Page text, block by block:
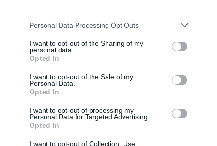
Personal Data Processing Opt Outs
I want to opt-out of the Sharing of my
personal data.
Opted In
I want to opt-out of the Sale of my
Personal Data.
Opted In
I want to opt-out of processing my
Personal Data for Targeted Advertising.
Opted In
I want to opt-out of Collection, Use,
Dalle scarpe che respirano alle
17/12/2003
Sulle collezioni trendy il marchio